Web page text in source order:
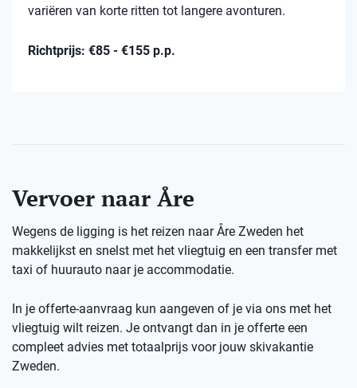
variëren van korte ritten tot langere avonturen.
Richtprijs: €85 - €155 p.p.
Vervoer naar Åre
Wegens de ligging is het reizen naar Åre Zweden het
makkelijkst en snelst met het vliegtuig en een transfer met
taxi of huurauto naar je accommodatie.
In je offerte-aanvraag kun aangeven of je via ons met het
vliegtuig wilt reizen. Je ontvangt dan in je offerte een
compleet advies met totaalprijs voor jouw skivakantie
Zweden.